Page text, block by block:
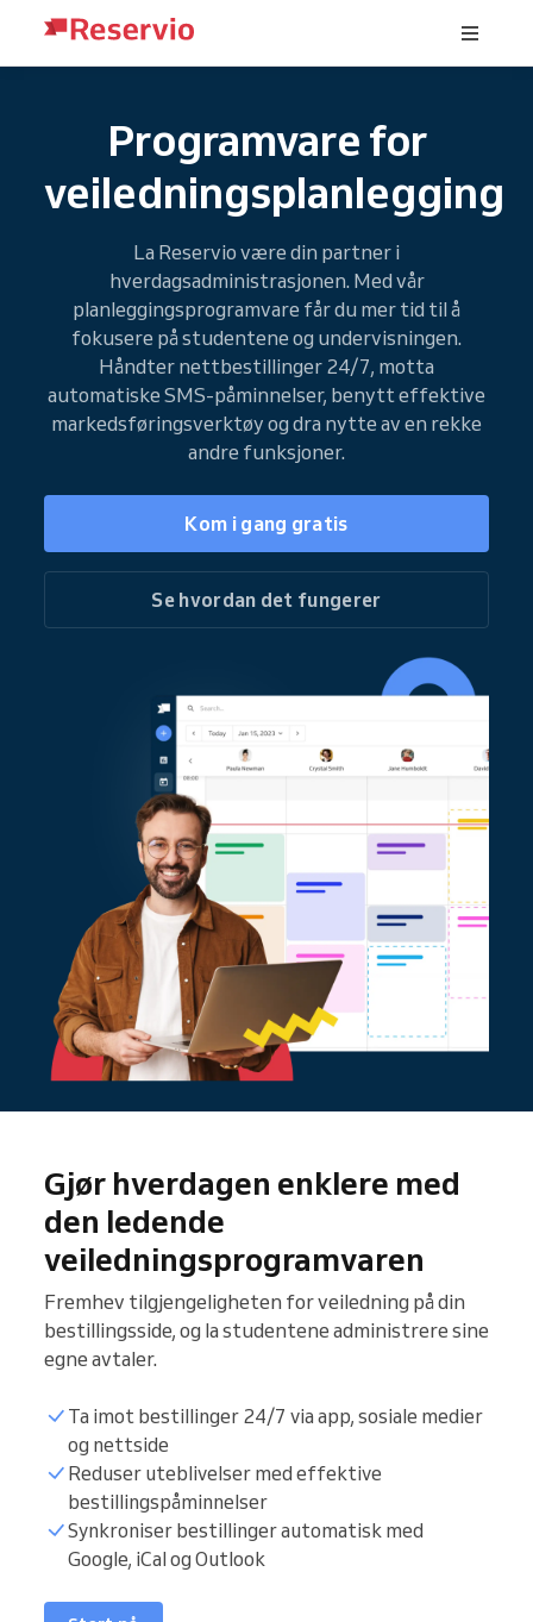
Programvare for
veiledningsplanlegging
La Reservio være din partner i
hverdagsadministrasjonen. Med vår
planleggingsprogramvare får du mer tid til å
fokusere på studentene og undervisningen.
Håndter nettbestillinger 24/7, motta
automatiske SMS-påminnelser, benytt effektive
markedsføringsverktøy og dra nytte av en rekke
andre funksjoner.
Kom i gang gratis
Se hvordan det fungerer
Studentoversikt
Gjør hverdagen enklere med
den ledende
veiledningsprogramvaren
Fremhev tilgjengeligheten for veiledning på din
bestillingsside, og la studentene administrere sine
egne avtaler.
Ta imot bestillinger 24/7 via app, sosiale medier
og nettside
Reduser uteblivelser med effektive
bestillingspåminnelser
Synkroniser bestillinger automatisk med
Google, iCal og Outlook